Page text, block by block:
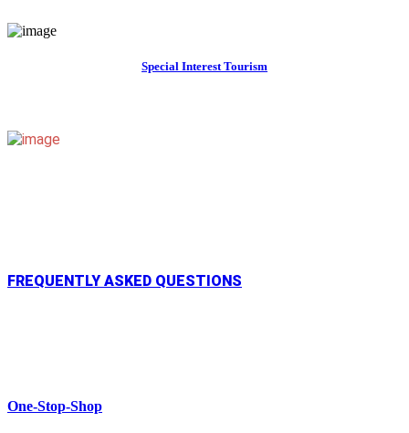
Special Interest Tourism
FREQUENTLY ASKED QUESTIONS
One-Stop-Shop